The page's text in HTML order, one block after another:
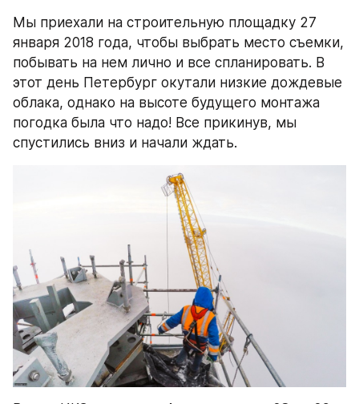
Мы приехали на строительную площадку 27
января 2018 года, чтобы выбрать место съемки,
побывать на нем лично и все спланировать. В
этот день Петербург окутали низкие дождевые
облака, однако на высоте будущего монтажа
погодка была что надо! Все прикинув, мы
спустились вниз и начали ждать.